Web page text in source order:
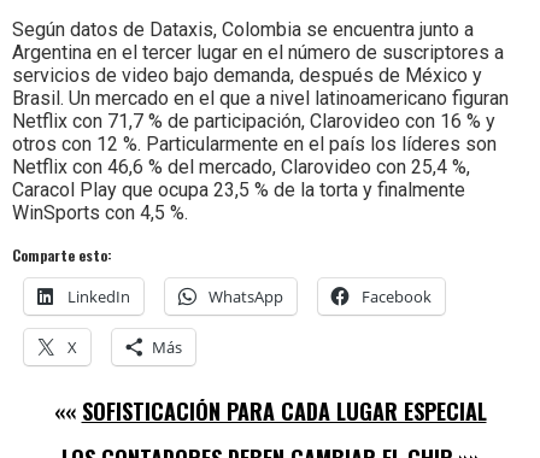
Según datos de Dataxis, Colombia se encuentra junto a
Argentina en el tercer lugar en el número de suscriptores a
servicios de video bajo demanda, después de México y
Brasil. Un mercado en el que a nivel latinoamericano figuran
Netflix con 71,7 % de participación, Clarovideo con 16 % y
otros con 12 %. Particularmente en el país los líderes son
Netflix con 46,6 % del mercado, Clarovideo con 25,4 %,
Caracol Play que ocupa 23,5 % de la torta y finalmente
WinSports con 4,5 %.
Comparte esto:
LinkedIn WhatsApp Facebook
X Más
«« SOFISTICACIÓN PARA CADA LUGAR ESPECIAL